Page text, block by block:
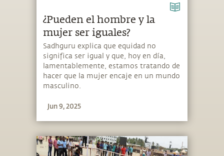
¿Pueden el hombre y la
mujer ser iguales?
Sadhguru explica que equidad no
significa ser igual y que, hoy en día,
lamentablemente, estamos tratando de
hacer que la mujer encaje en un mundo
masculino.
Jun 9, 2025